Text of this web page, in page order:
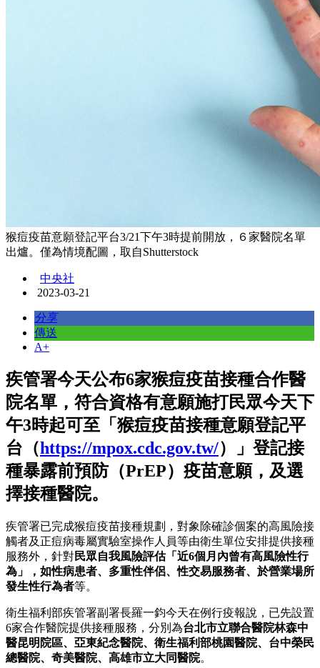
猴痘疫苗意願登記平台3/21下午3時提前開放，６家醫院名單
出爐。僅為情境配圖，取自Shutterstock
中央社
2023-03-21
分享
傳送
A+
疾管署今天公布6家猴痘疫苗接種合作醫
院名單，符合資格有意願施打民眾今天下
午3時起可至「猴痘疫苗接種意願登記平
台（https://mpox.cdc.gov.tw/）」登記接
種暴露前預防（PrEP）疫苗意願，及選
擇接種醫院。
疾管署已完成猴痘疫苗接種規劃，對象除確診個案的高風險接
觸者及正痘病毒屬實驗室操作人員等由衛生單位安排提供接種
服務外，針對民眾自我風險評估「近6個月內曾有高風險性行
為」，如性病患者、多重性伴侶、性交易服務者、於營業場所
發生性行為者等。
衛生福利部疾管署副署長羅一鈞今天在例行疫報說，已先設置
6家合作醫院提供接種服務，分別為台北市立聯合醫院林森中
醫昆明院區、亞東紀念醫院、衛生福利部桃園醫院、台中榮民
總醫院、奇美醫院、高雄市立大同醫院。